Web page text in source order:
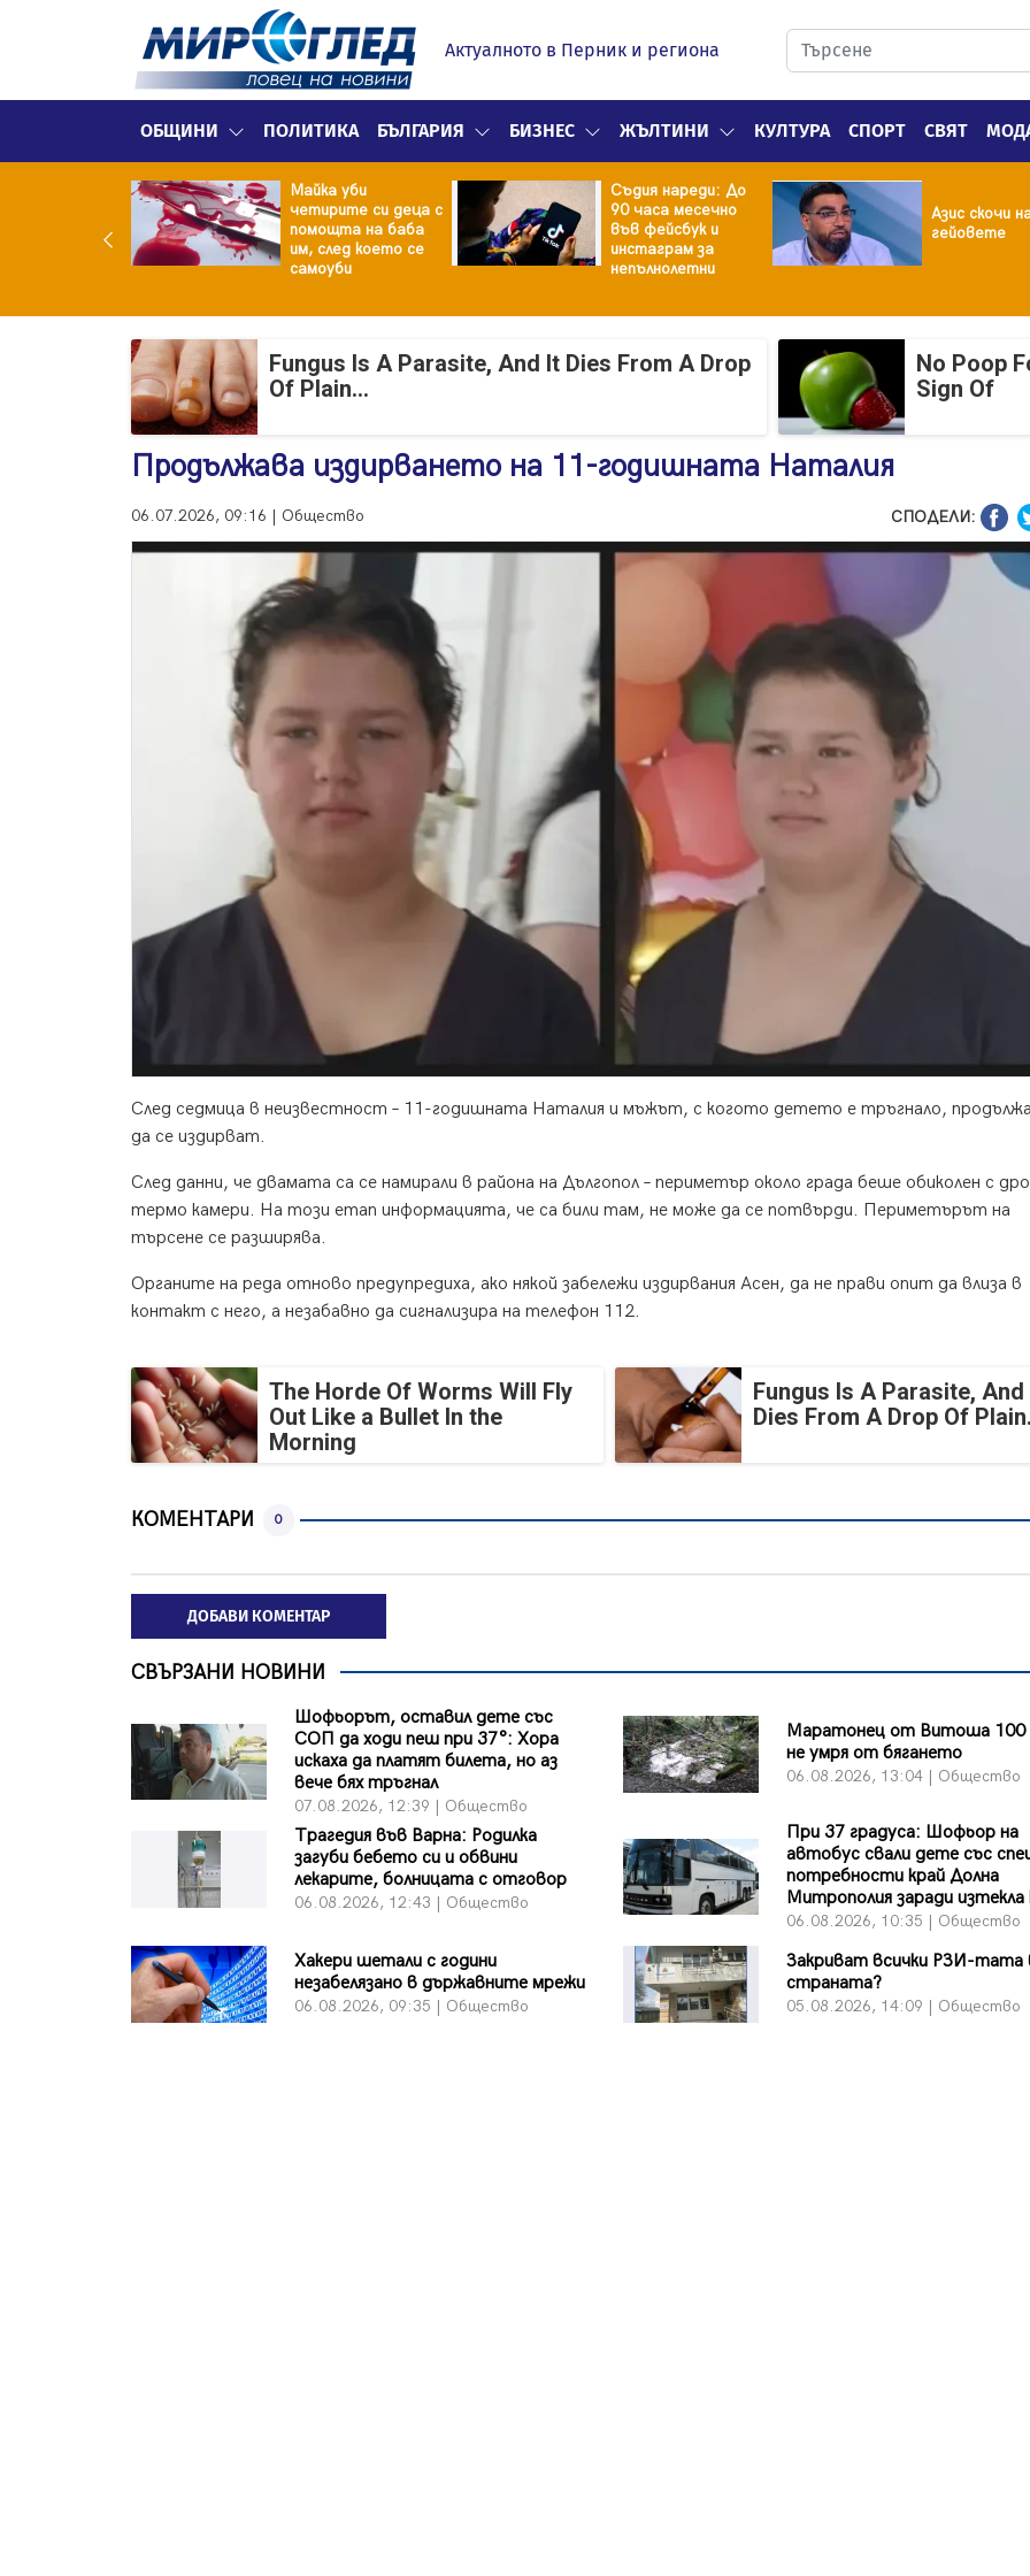
Актуалното в Перник и региона
ОБЩИНИ ПОЛИТИКА БЪЛГАРИЯ БИЗНЕС ЖЪЛТИНИ КУЛТУРА СПОРТ СВЯТ
и полово
Майка уби
четирите си деца с
помощта на баба
им, след което се
самоуби
Съдия нареди: До
90 часа месечно
във фейсбук и
инстаграм за
непълнолетни
Азис скочи
гейовете
Fungus Is A Parasite, And It Dies From A Drop
Of Plain...
No Poop
Sign Of
Продължава издирването на 11-годишната Наталия
06.07.2026, 09:16 | Общество СПОДЕЛИ:
След седмица в неизвестност – 11-годишната Наталия и мъжът, с когото детето е тръгнало,
да се издирват.
След данни, че двамата са се намирали в района на Дългопол – периметър около града беше обиколен с
термо камери. На този етап информацията, че са били там, не може да се потвърди. Периметърът на
търсене се разширява.
Органите на реда отново предупредиха, ако някой забележи издирвания Асен, да не прави опит да влиза в
контакт с него, а незабавно да сигнализира на телефон 112.
The Horde Of Worms Will Fly
Out Like a Bullet In the
Morning
Fungus Is A Parasite, And
Dies From A Drop Of
КОМЕНТАРИ 0
ДОБАВИ КОМЕНТАР
СВЪРЗАНИ НОВИНИ
Шофьорът, оставил дете със
СОП да ходи пеш при 37°: Хора
искаха да платят билета, но аз
вече бях тръгнал
07.08.2026, 12:39 | Общество
Маратонец от Витоша 100
не умря от бягането
06.08.2026, 13:04 | Общество
Трагедия във Варна: Родилка
загуби бебето си и обвини
лекарите, болницата с отговор
06.08.2026, 12:43 | Общество
При 37 градуса: Шофьор на
автобус свали дете със
потребности край Долна
Митрополия заради
06.08.2026, 10:35 | Общество
Хакери шетали с години
незабелязано в държавните мрежи
06.08.2026, 09:35 | Общество
Закриват всички РЗИ-тата
страната?
05.08.2026, 14:09 | Общество